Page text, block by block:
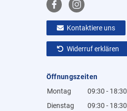
Kontaktiere uns
Widerruf erklären
Öffnungszeiten
Montag
09:30 - 18:30
Dienstag
09:30 - 18:30